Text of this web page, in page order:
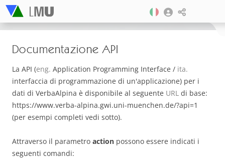
Documentazione API
La API (eng. Application Programming Interface / ita.
interfaccia di programmazione di un'applicazione) per i
dati di VerbaAlpina è disponibile al seguente URL di base:
https://www.verba-alpina.gwi.uni-muenchen.de/?api=1
(per esempi completi vedi sotto).
Attraverso il parametro action possono essere indicati i
seguenti comandi: